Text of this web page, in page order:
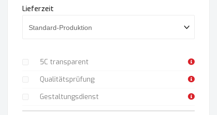
Lieferzeit
5C transparent
Qualitätsprüfung
Gestaltungsdienst